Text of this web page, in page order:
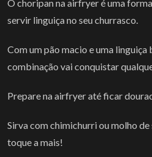
O choripan na airfryer é uma
servir linguiça no seu churrasco.
Com um pão macio e uma linguiça
combinação vai conquistar
Prepare na airfryer até ficar
Sirva com chimichurri ou molho
toque a mais!